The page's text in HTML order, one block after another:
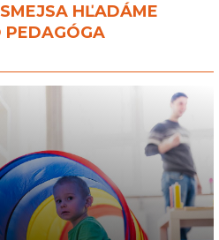
HĽADÁME
PEDAGÓGA